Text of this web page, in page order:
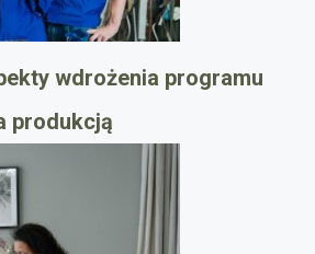
wdrożenia programu
produkcją